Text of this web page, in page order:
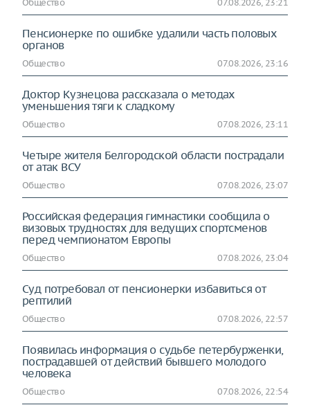
Общество 07.08.2026, 23:21
Пенсионерке по ошибке удалили часть половых
органов
Общество 07.08.2026, 23:16
Доктор Кузнецова рассказала о методах
уменьшения тяги к сладкому
Общество 07.08.2026, 23:11
Четыре жителя Белгородской области пострадали
от атак ВСУ
Общество 07.08.2026, 23:07
Российская федерация гимнастики сообщила о
визовых трудностях для ведущих спортсменов
перед чемпионатом Европы
Общество 07.08.2026, 23:04
Суд потребовал от пенсионерки избавиться от
рептилий
Общество 07.08.2026, 22:57
Появилась информация о судьбе петербурженки,
пострадавшей от действий бывшего молодого
человека
Общество 07.08.2026, 22:54